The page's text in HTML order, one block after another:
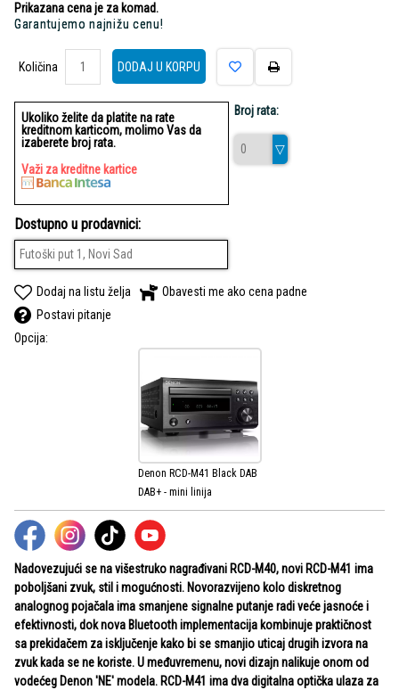
Prikazana cena je za komad.
Garantujemo najnižu cenu!
Količina
Količina
DODAJ U KORPU
Ukoliko želite da platite na rate
kreditnom karticom, molimo Vas da
izaberete broj rata.
Važi za kreditne kartice
Broj rata:
Dostupno u prodavnici:
Futoški put 1, Novi Sad
Dodaj na listu želja
Obavesti me ako cena padne
Postavi pitanje
Opcija:
Denon RCD-M41 Black DAB
DAB+ - mini linija
Nadovezujući se na višestruko nagrađivani RCD-M40, novi RCD-M41 ima
poboljšani zvuk, stil i mogućnosti. Novorazvijeno kolo diskretnog
analognog pojačala ima smanjene signalne putanje radi veće jasnoće i
efektivnosti, dok nova Bluetooth implementacija kombinuje praktičnost
sa prekidačem za isključenje kako bi se smanjio uticaj drugih izvora na
zvuk kada se ne koriste. U međuvremenu, novi dizajn nalikuje onom od
vodećeg Denon 'NE' modela. RCD-M41 ima dva digitalna optička ulaza za